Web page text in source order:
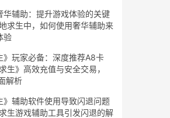
华辅助：提升游戏体验的关键
求生中，如何使用奢华辅助来
验
》玩家必备：深度推荐A8卡
生》高效充值与安全交易，
解析
》辅助软件使用导致闪退问题
生游戏辅助工具引发闪退的解